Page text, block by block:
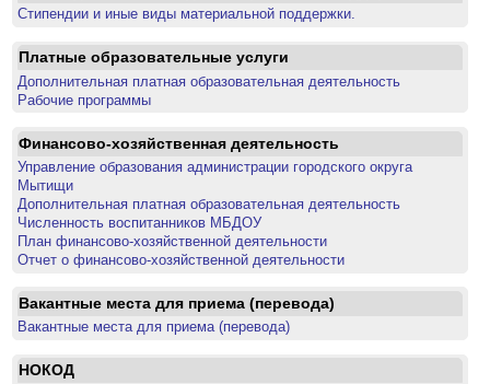
Стипендии и иные виды материальной поддержки.
Платные образовательные услуги
Дополнительная платная образовательная деятельность
Рабочие программы
Финансово-хозяйственная деятельность
Управление образования администрации городского округа
Мытищи
Дополнительная платная образовательная деятельность
Численность воспитанников МБДОУ
План финансово-хозяйственной деятельности
Отчет о финансово-хозяйственной деятельности
Вакантные места для приема (перевода)
Вакантные места для приема (перевода)
НОКОД